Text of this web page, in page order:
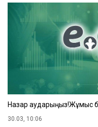
Назар аударыңыз!Жұмыс
30.03, 10:06